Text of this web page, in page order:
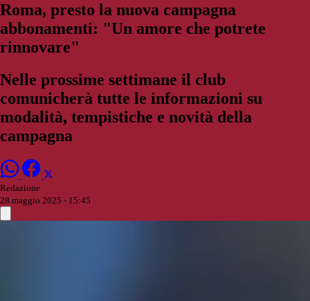
Roma, presto la nuova campagna
abbonamenti: "Un amore che potrete
rinnovare"
Nelle prossime settimane il club
comunicherà tutte le informazioni su
modalità, tempistiche e novità della
campagna
Redazione
28 maggio 2025 - 15:45